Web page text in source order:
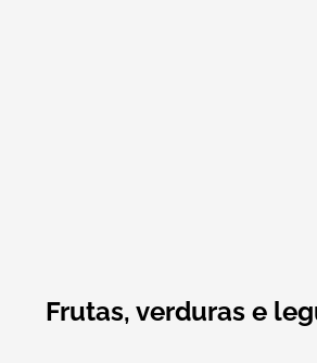
Frutas, verduras e